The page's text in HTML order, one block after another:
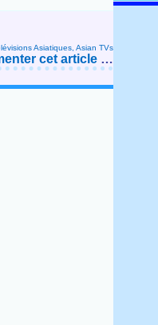
Asiatiques, Asian TVs
cet article …